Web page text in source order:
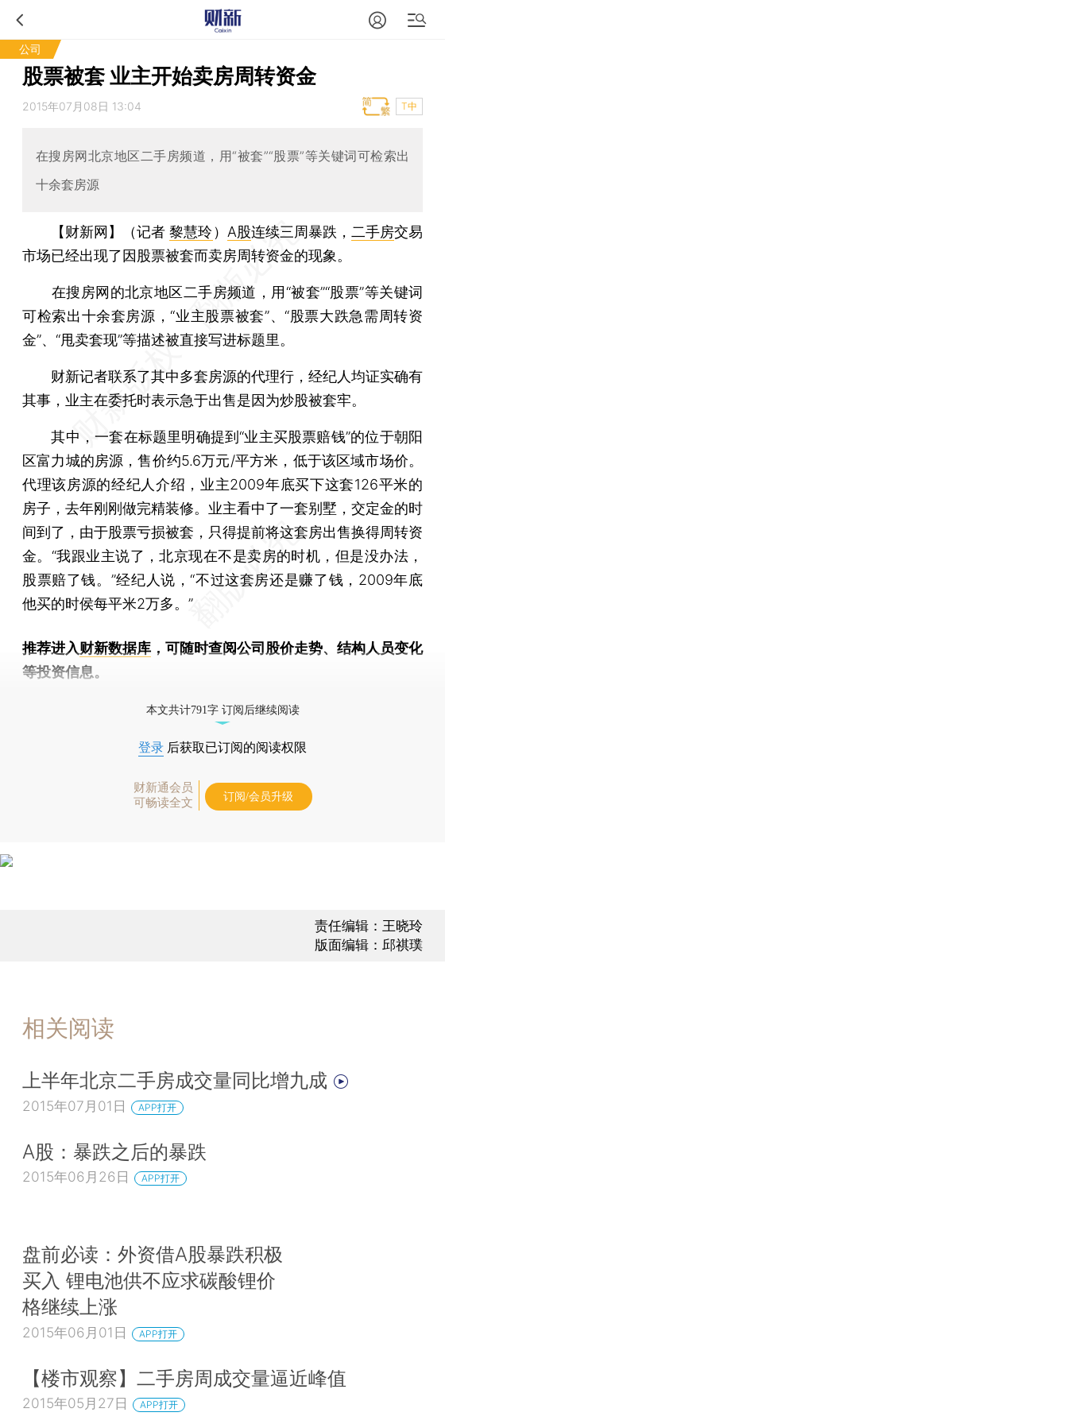
公司
股票被套 业主开始卖房周转资金
2015年07月08日 13:04 T中
在搜房网北京地区二手房频道，用“被套”“股票”等关键词可检索出
十余套房源
【财新网】（记者黎慧玲 ） A股连续三周暴跌， 二手房交易
市场已经出现了因股票被套而卖房周转资金的现象。
在搜房网的北京地区二手房频道，用“被套”“股票”等关键词
可检索出十余套房源，“业主股票被套”、“股票大跌急需周转资
金”、“甩卖套现”等描述被直接写进标题里。
财新记者联系了其中多套房源的代理行，经纪人均证实确有
其事，业主在委托时表示急于出售是因为炒股被套牢。
其中，一套在标题里明确提到“业主买股票赔钱”的位于朝阳
区富力城的房源，售价约5.6万元/平方米，低于该区域市场价。
代理该房源的经纪人介绍，业主2009年底买下这套126平米的
房子，去年刚刚做完精装修。业主看中了一套别墅，交定金的时
间到了，由于股票亏损被套，只得提前将这套房出售换得周转资
金。“我跟业主说了，北京现在不是卖房的时机，但是没办法，
股票赔了钱。”经纪人说，“不过这套房还是赚了钱，2009年底
他买的时侯每平米2万多。”
推荐进入财新数据库 ，可随时查阅公司股价走势、结构人员变化
等投资信息。
本文共计791字 订阅后继续阅读
登录 后获取已订阅的阅读权限
财新通会员
可畅读全文
订阅/会员升级
责任编辑：王晓玲
版面编辑：邱祺璞
相关阅读
上半年北京二手房成交量同比增九成
2015年07月01日 APP打开
A股：暴跌之后的暴跌
2015年06月26日 APP打开
盘前必读：外资借A股暴跌积极
买入 锂电池供不应求碳酸锂价
格继续上涨
2015年06月01日 APP打开
【楼市观察】二手房周成交量逼近峰值
2015年05月27日 APP打开